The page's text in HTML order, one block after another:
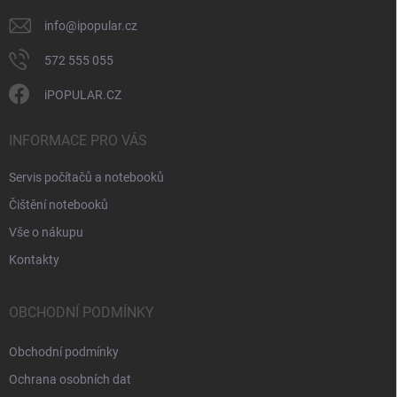
info@ipopular.cz
572 555 055
iPOPULAR.CZ
INFORMACE PRO VÁS
Servis počítačů a notebooků
Čištění notebooků
Vše o nákupu
Kontakty
OBCHODNÍ PODMÍNKY
Obchodní podmínky
Ochrana osobních dat